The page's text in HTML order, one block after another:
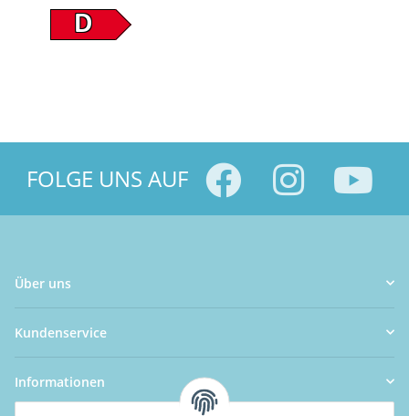
D
FOLGE UNS AUF
Über uns
Kundenservice
Informationen